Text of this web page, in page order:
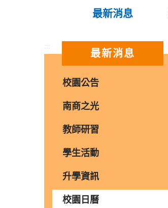
最新消息
:::
最新消息
校園公告
南商之光
教師研習
學生活動
升學資訊
校園日曆